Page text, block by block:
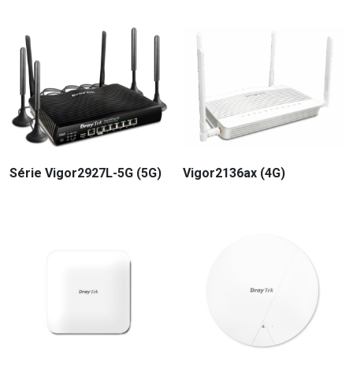
Série Vigor2927L-5G (5G) Vigor2136ax (4G)